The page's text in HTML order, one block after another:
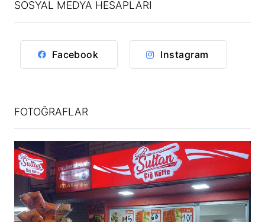
SOSYAL MEDYA HESAPLARI
Facebook Instagram
FOTOĞRAFLAR